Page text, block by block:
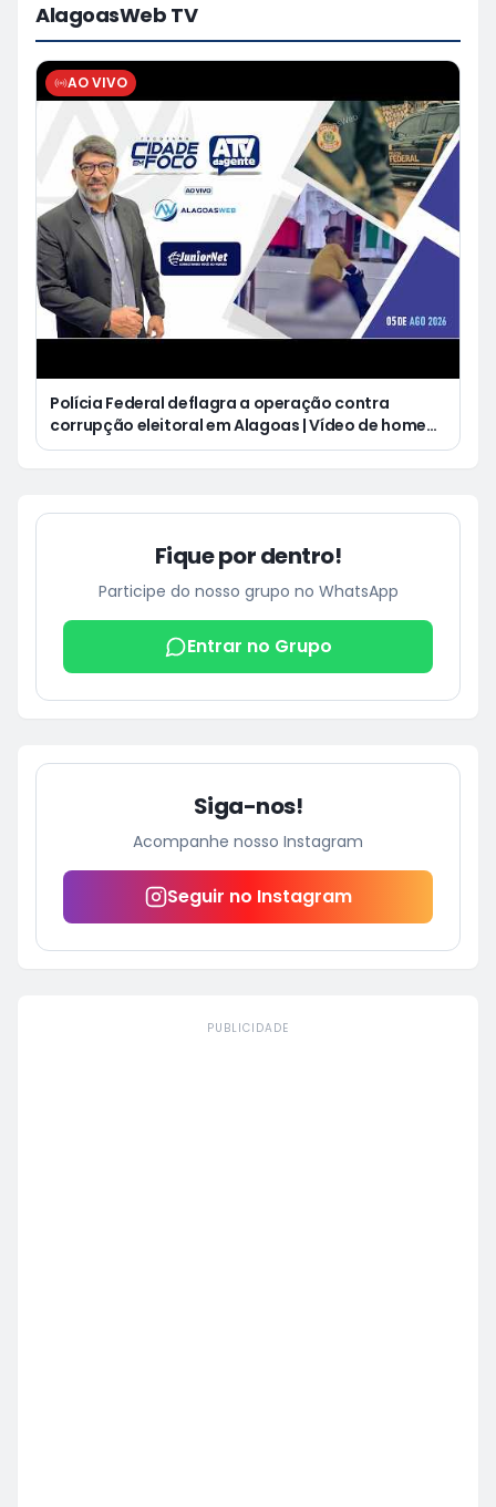
AlagoasWeb TV
AO VIVO
Polícia Federal deflagra a operação contra
corrupção eleitoral em Alagoas | Vídeo de homem
defecando durante missa gera revolta e
Fique por dentro!
Participe do nosso grupo no WhatsApp
Entrar no Grupo
Siga-nos!
Acompanhe nosso Instagram
Seguir no Instagram
PUBLICIDADE